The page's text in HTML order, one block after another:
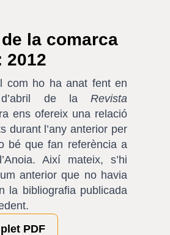
la comarca
2012
com ho ha anat fent en
d’abril de la Revista
ens ofereix una relació
durant l’any anterior per
bé que fan referència a
Així mateix, s’hi
anterior que no havia
la bibliografia publicada
PDF